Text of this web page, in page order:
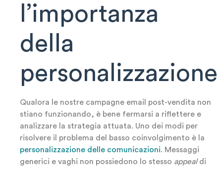
l’importanza
della
personalizzazione
Qualora le nostre campagne email post-vendita non
stiano funzionando, è bene fermarsi a riflettere e
analizzare la strategia attuata. Uno dei modi per
risolvere il problema del basso coinvolgimento è la
personalizzazione delle comunicazioni. Messaggi
generici e vaghi non possiedono lo stesso appealdi